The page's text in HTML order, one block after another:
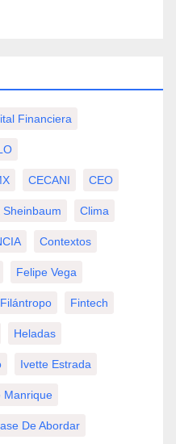
Financiera
CECANI CEO
Sheinbaum Clima
Contextos
Felipe Vega
Filántropo Fintech
Heladas
Ivette Estrada
Manrique
De Abordar